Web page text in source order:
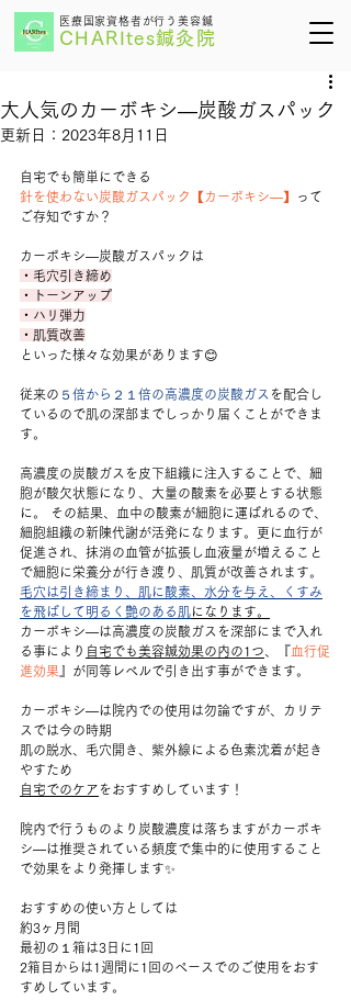
医療国家資格者が行う美容鍼
CHARItes鍼灸院
大人気のカーボキシ―炭酸ガスパック
更新日： 2023年8月11日
自宅でも簡単にできる
針を使わない炭酸ガスパック【カーボキシ―】
って
ご存知ですか？
カーボキシ―炭酸ガスパックは
・毛穴引き締め
・トーンアップ
・ハリ弾力
・肌質改善
といった様々な効果があります😊
従来の ５倍から２１倍の高濃度の炭酸ガス を配合し
ているので肌の深部までしっかり届くことができま
す。
高濃度の炭酸ガスを皮下組織に注入することで、細
胞が酸欠状態になり、大量の酸素を必要とする状態
に。 その結果、血中の酸素が細胞に運ばれるので、
細胞組織の新陳代謝が活発になります。更に血行が
促進され、抹消の血管が拡張し血液量が増えること
で細胞に栄養分が行き渡り、肌質が改善されます。
毛穴は引き締まり、肌に酸素、水分を与え、くすみ
を飛ばして明るく艶のある肌になります。
カーボキシ―は高濃度の炭酸ガスを深部にまで入れ
る事により 自宅でも美容鍼効果の内の1つ 、『血行促
進効果 』が同等レベルで引き出す事ができます。
カーボキシ―は院内での使用は勿論ですが、カリテ
スでは今の時期
肌の脱水、毛穴開き、紫外線による色素沈着が起き
やすため
自宅でのケア をおすすめしています！
院内で行うものより炭酸濃度は落ちますがカーボキ
シ―は推奨されている頻度で集中的に使用すること
で効果をより発揮します✨
おすすめの使い方としては
約3ヶ月間
最初の１箱は3日に1回
2箱目からは1週間に1回のペースでのご使用をおす
すめしています。